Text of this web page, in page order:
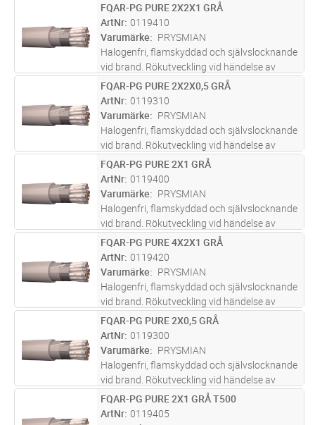
M Lägg i kundvagn
FQAR-PG PURE 2X2X1 GRÅ
ArtNr 0119410
Varumärke
PRYSMIAN
Halogenfri, flamskyddad och självslocknande
vid brand. Rökutveckling vid händelse av
brand är liten, genomsynlig (underlättar
utrymning) och ej skadlig för elektronisk
utrustning. Partvinnade (2x2x0,
M Lägg i kundvagn
FQAR-PG PURE 2X2X0,5 GRÅ
ArtNr 0119310
Varumärke
PRYSMIAN
Halogenfri, flamskyddad och självslocknande
vid brand. Rökutveckling vid händelse av
brand är liten, genomsynlig (underlättar
utrymning) och ej skadlig för elektronisk
utrustning. Partvinnade (2x2x0,
M Lägg i kundvagn
FQAR-PG PURE 2X1 GRÅ
ArtNr 0119400
Varumärke
PRYSMIAN
Halogenfri, flamskyddad och självslocknande
vid brand. Rökutveckling vid händelse av
brand är liten, genomsynlig (underlättar
utrymning) och ej skadlig för elektronisk
utrustning. Partvinnade (2x2x0,
M Lägg i kundvagn
FQAR-PG PURE 4X2X1 GRÅ
ArtNr 0119420
Varumärke
PRYSMIAN
Halogenfri, flamskyddad och självslocknande
vid brand. Rökutveckling vid händelse av
brand är liten, genomsynlig (underlättar
utrymning) och ej skadlig för elektronisk
utrustning. Partvinnade (2x2x0,
M Lägg i kundvagn
FQAR-PG PURE 2X0,5 GRÅ
ArtNr 0119300
Varumärke
PRYSMIAN
Halogenfri, flamskyddad och självslocknande
vid brand. Rökutveckling vid händelse av
brand är liten, genomsynlig (underlättar
utrymning) och ej skadlig för elektronisk
M Lägg i kundvagn
FQAR-PG PURE 2X1 GRÅ T500
ArtNr 0119405